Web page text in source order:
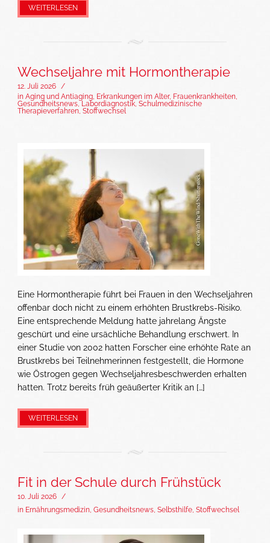
WEITERLESEN
Wechseljahre mit Hormontherapie
12. Juli 2026 /
in Aging und Antiaging, Erkrankungen im Alter, Frauenkrankheiten,
Gesundheitsnews, Labordiagnostik, Schulmedizinische
Therapieverfahren, Stoffwechsel
Eine Hormontherapie führt bei Frauen in den Wechseljahren
offenbar doch nicht zu einem erhöhten Brustkrebs-Risiko.
Eine entsprechende Meldung hatte jahrelang Ängste
geschürt und eine ursächliche Behandlung erschwert. In
einer Studie von 2002 hatten Forscher eine erhöhte Rate an
Brustkrebs bei Teilnehmerinnen festgestellt, die Hormone
wie Östrogen gegen Wechseljahresbeschwerden erhalten
hatten. Trotz bereits früh geäußerter Kritik an […]
WEITERLESEN
Fit in der Schule durch Frühstück
10. Juli 2026 /
in Ernährungsmedizin, Gesundheitsnews, Selbsthilfe, Stoffwechsel